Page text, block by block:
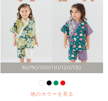
80/90/100/110/120/130
他のカラーを見る